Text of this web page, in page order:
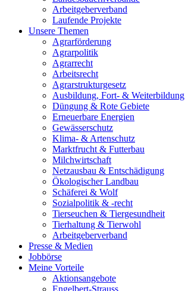
Arbeitgeberverband
Laufende Projekte
Unsere Themen
Agrarförderung
Agrarpolitik
Agrarrecht
Arbeitsrecht
Agrarstrukturgesetz
Ausbildung, Fort- & Weiterbildung
Düngung & Rote Gebiete
Erneuerbare Energien
Gewässerschutz
Klima- & Artenschutz
Marktfrucht & Futterbau
Milchwirtschaft
Netzausbau & Entschädigung
Ökologischer Landbau
Schäferei & Wolf
Sozialpolitik & -recht
Tierseuchen & Tiergesundheit
Tierhaltung & Tierwohl
Arbeitgeberverband
Presse & Medien
Jobbörse
Meine Vorteile
Aktionsangebote